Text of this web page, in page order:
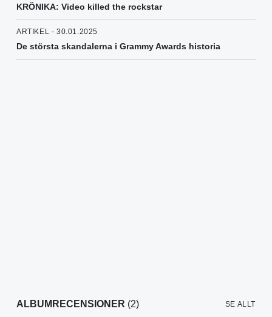
KRÖNIKA: Video killed the rockstar
ARTIKEL - 30.01.2025
De största skandalerna i Grammy Awards historia
ALBUMRECENSIONER (2) SE ALLT